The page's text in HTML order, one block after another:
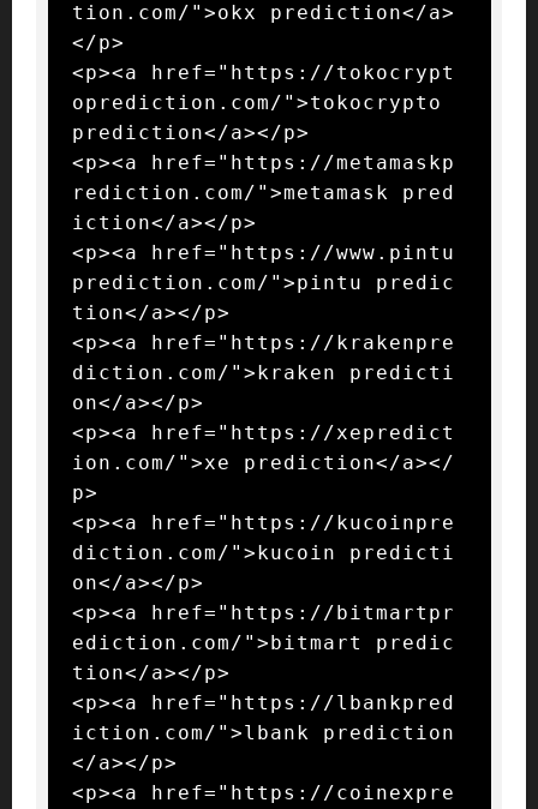
tion.com/">okx prediction</a>
</p>
<p><a href="https://tokocrypt
oprediction.com/">tokocrypto
prediction</a></p>
<p><a href="https://metamaskp
rediction.com/">metamask pred
iction</a></p>
<p><a href="https://www.pintu
prediction.com/">pintu predic
tion</a></p>
<p><a href="https://krakenpre
diction.com/">kraken predicti
on</a></p>
<p><a href="https://xepredict
ion.com/">xe prediction</a></
p>
<p><a href="https://kucoinpre
diction.com/">kucoin predicti
on</a></p>
<p><a href="https://bitmartpr
ediction.com/">bitmart predic
tion</a></p>
<p><a href="https://lbankpred
iction.com/">lbank prediction
</a></p>
<p><a href="https://coinexpre